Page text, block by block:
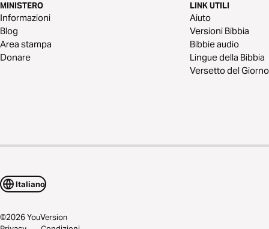
MINISTERO
Informazioni
Blog
Area stampa
Donare
LINK UTILI
Aiuto
Versioni Bibbia
Bibbie audio
Lingue della Bibbia
Versetto del Giorno
Italiano
©2026YouVersion